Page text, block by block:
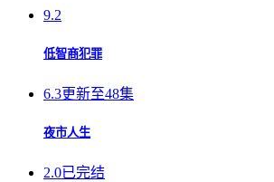
9.2
低智商犯罪
6.3更新至48集
夜市人生
2.0已完结